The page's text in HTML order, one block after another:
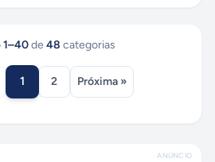
1–40 de 48 categorias
1 2 Próxima »
ANÚNCIO